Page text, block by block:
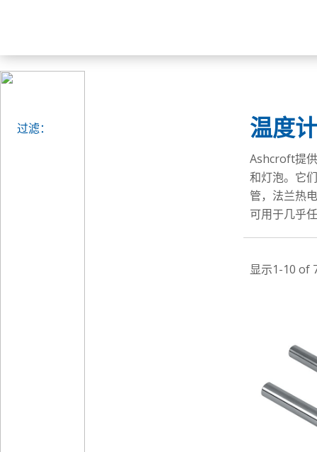
过滤： 温度
Ashcroft提
和灯泡。它
管，法兰热
可用于几乎
显示1-10 of